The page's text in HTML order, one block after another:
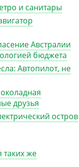
и санитары
Австралии
бюджета
Автопилот, не
друзья
остров
таких же